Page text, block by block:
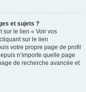
et sujets ?
sur le lien « Voir vos
sur le lien
votre propre page de profil
n’importe quelle page
de recherche avancée et